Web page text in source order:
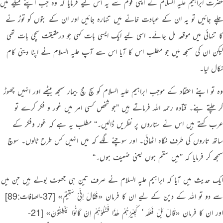
چلے جائیں تو یہ ان کے عبادت خانے میں تنہارہ جائیں اور ان کے بتوں کو توڑ نے
کا تنہائی میں موقعہ مل جائے۔ اسی لیے ایک ایسی بات کہی جو درحقیقت سچی بات تھی
لیکن ان کی سمجھ میں جو مطلب اس کا آیا اس سے آپ علیہ السلام نے اپنا دینی کام
نکال لیا۔
وہ تو اپنے اعتقاد کے موجب ابراہیم علیہ السلام کو سچ مچ بیمار سمجھ بیٹھے اور انہیں چھوڑ
کر چلتے بنے۔ قتادہ رحمہ اللہ فرماتے ہیں ”جو شخص کسی امر میں غور و فکر کرے تو
عرب کہتے ہیں اس نے ستاروں پر نظریں ڈالیں۔‏“مطلب یہ ہے کہ غور وفکر کے
ساتھ تاروں کی طرف نگاہ اٹھائی۔ اور سوچنے لگے کہ میں انہیں کس طرح ٹالوں۔ سوچ
سمجھ کر فرمایا کہ ”میں سقم ہوں یعنی ضعیف ہوں۔‏“
ایک حدیث میں آیا کہ ابراہیم علیہ السلام نے صرف تین ہی جھوٹ بولے ہیں جن میں
سے دو تو اللہ کے دین کے لیے ان کا فرمان «فَقَالَ اِنِّىْ سَقِيْمٌ» [37-الصافات:89]
اور ان کا فرمان «‏قَالَ بَلْ فَعَلَه ٗٗ كَبِيْرُهُمْ ھٰذَا فَسْـَٔــلُوْهُمْ اِنْ كَانُوْا يَنْطِقُوْنَ»
[21-